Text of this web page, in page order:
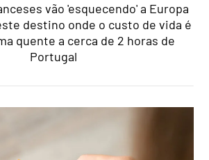
vão 'esquecendo' a Europa
destino onde o custo de vida é
quente a cerca de 2 horas de
Portugal